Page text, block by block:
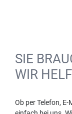
SIE
WIR
Ob per Telefon,